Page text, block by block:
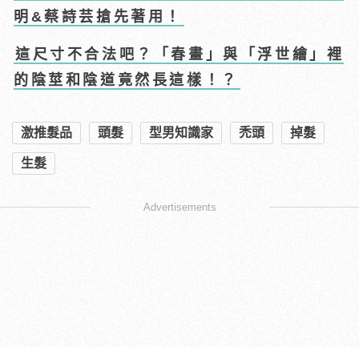
明&蔡詩芸搶先著用！
這尺寸不合法吧？「春畫」與「浮世繪」裡
的陰莖和陰道竟然長這樣！？
激推髮品 頭髮 型男知識家 禿頭 掉髮
生髮
Advertisements